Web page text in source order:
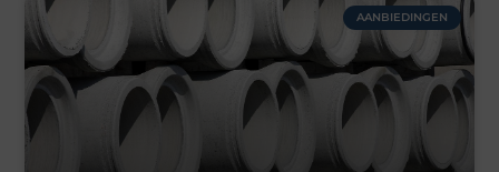
AANBIEDINGEN